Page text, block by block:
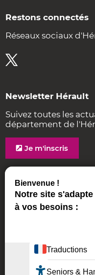
Restons connectés
Réseaux sociaux
Newsletter Hérault
Suivez toutes les
département de
Je m'inscris